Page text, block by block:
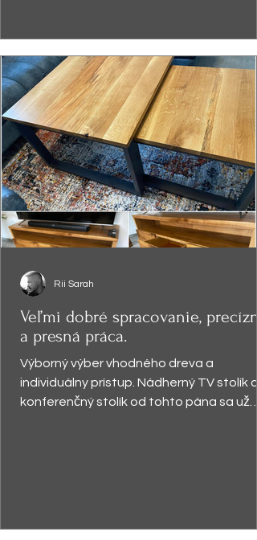
Veľmi dobré spracovanie, precízna
a presná práca.
Výborný výber vhodného dreva a
individuálny prístup. Nádherný TV stolík a
konferenčný stolík od tohto pána sa už
Rii Sarah